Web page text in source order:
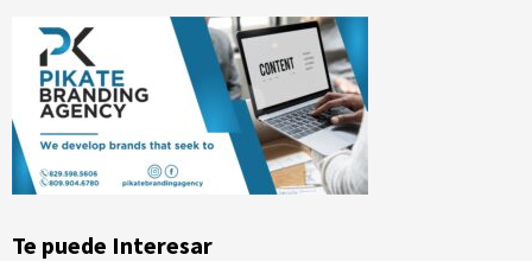
Te puede Interesar